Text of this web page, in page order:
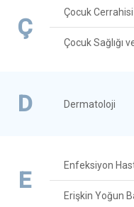
Ç
Çocuk Cerrahisi
Çocuk Sağlığı
D Dermatoloji
E
Enfeksiyon
Erişkin Yoğun